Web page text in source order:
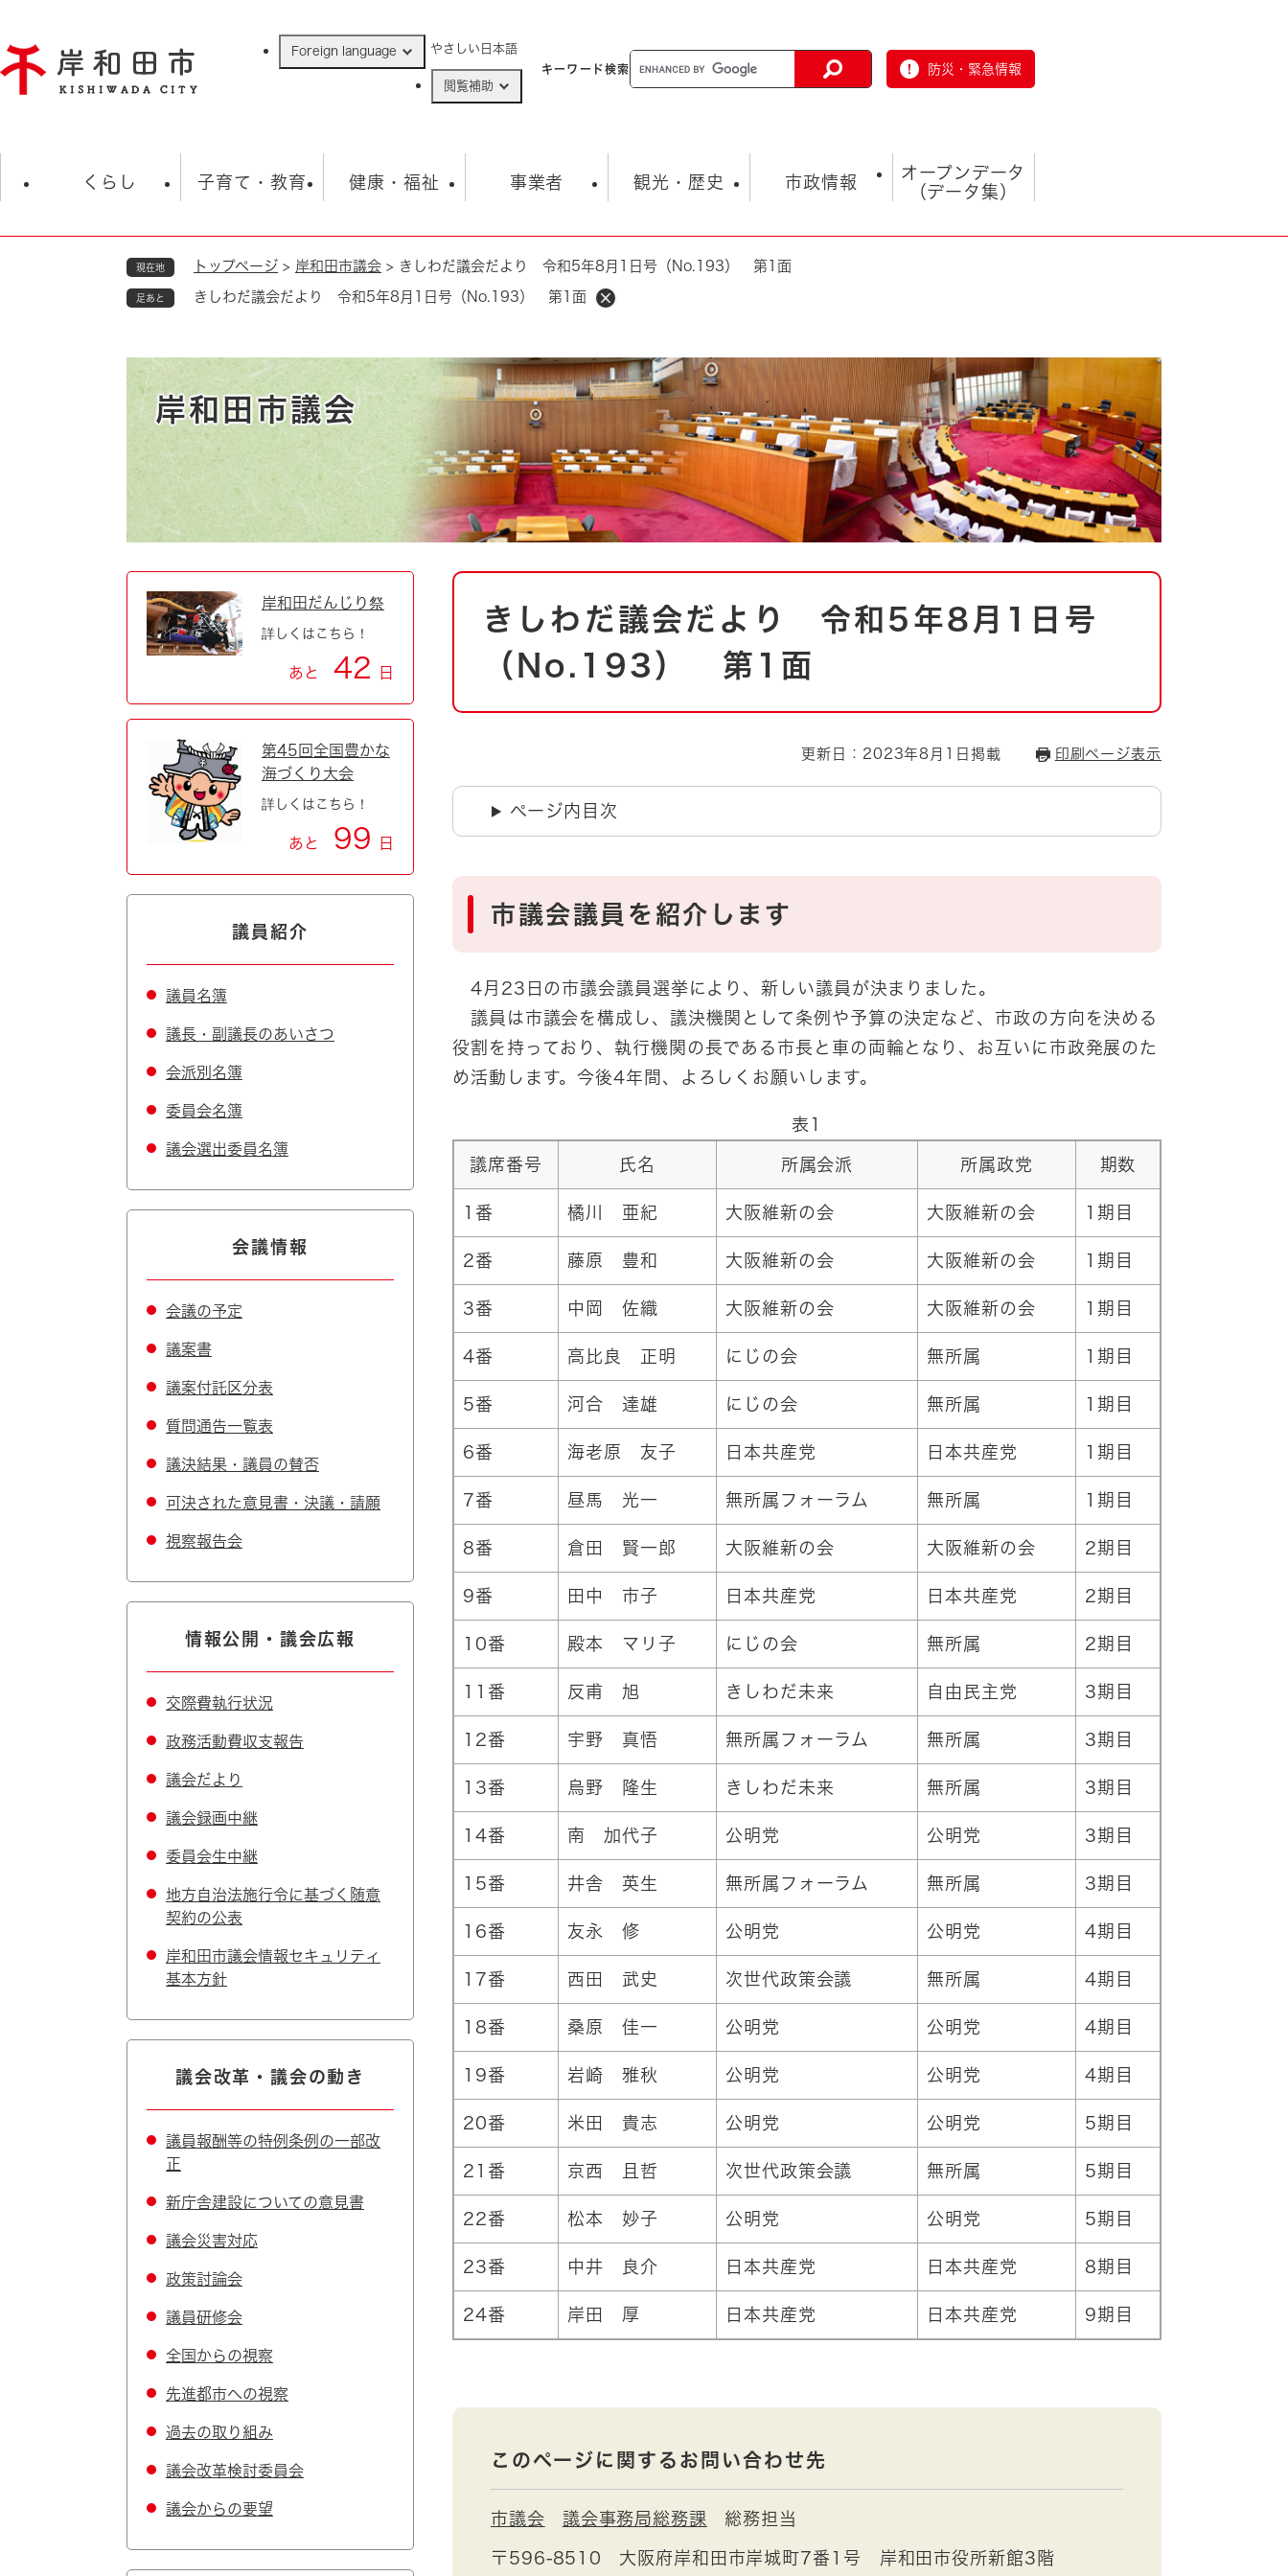
ジ
の
Foreign language やさしい日本語
閲覧補助
キーワード検索 防災・緊急情報
くらし
住民票・戸籍
ごみ・衛生・動物 救急・消防
防災・防犯 上水道・下水道
自然・環境・公園 住宅
引っ越し おくやみ
男女共同参画
地域コミュニティ・ボラン
道路・河川・交通 まちづくり
国際交流
子育て・教育
学校 子育て
健康・福祉
福祉・健康・生活 生涯学習・スポーツ
事業者
入札・契約情報 まちづくり・協働
環境 福祉・介護
とじる
観光・歴史
観光 観光スポット
とじる
市政情報
市の概要 総合計画
市政 職員採用情報
市役所・施設の案内
オープンデータ
（データ集）
オープンデータ
現在地 トップページ > 岸和田市議会 > きしわだ議会だより 令和5年8月1日号（No.193） 第1面
足あと きしわだ議会だより 令和5年8月1日号（No.193） 第1面
岸和田市議会
本
きしわだ議会だより 令和5年8月1日号
（No.193） 第1面
更新日：2023年8月1日掲載 印刷ページ表示
ページ内目次
市議会議員を紹介します
4月23日の市議会議員選挙により、新しい議員が決まりました。
議員は市議会を構成し、議決機関として条例や予算の決定など、市政の方向を決める
役割を持っており、執行機関の長である市長と車の両輪となり、お互いに市政発展のた
め活動します。今後4年間、よろしくお願いします。
表1
議席番号 氏名 所属会派 所属政党 期数
1番 橘川 亜紀 大阪維新の会 大阪維新の会 1期目
2番 藤原 豊和 大阪維新の会 大阪維新の会 1期目
3番 中岡 佐織 大阪維新の会 大阪維新の会 1期目
4番 高比良 正明 にじの会 無所属 1期目
5番 河合 達雄 にじの会 無所属 1期目
6番 海老原 友子 日本共産党 日本共産党 1期目
7番 昼馬 光一 無所属フォーラム 無所属 1期目
8番 倉田 賢一郎 大阪維新の会 大阪維新の会 2期目
9番 田中 市子 日本共産党 日本共産党 2期目
10番 殿本 マリ子 にじの会 無所属 2期目
11番 反甫 旭 きしわだ未来 自由民主党 3期目
12番 宇野 真悟 無所属フォーラム 無所属 3期目
13番 烏野 隆生 きしわだ未来 無所属 3期目
14番 南 加代子 公明党 公明党 3期目
15番 井舎 英生 無所属フォーラム 無所属 3期目
16番 友永 修 公明党 公明党 4期目
17番 西田 武史 次世代政策会議 無所属 4期目
18番 桑原 佳一 公明党 公明党 4期目
19番 岩崎 雅秋 公明党 公明党 4期目
20番 米田 貴志 公明党 公明党 5期目
21番 京西 且哲 次世代政策会議 無所属 5期目
22番 松本 妙子 公明党 公明党 5期目
23番 中井 良介 日本共産党 日本共産党 8期目
24番 岸田 厚 日本共産党 日本共産党 9期目
このページに関するお問い合わせ先
市議会 議会事務局総務課 総務担当
〒596-8510 大阪府岸和田市岸城町7番1号 岸和田市役所新館3階
岸和田だんじり祭
詳しくはこちら！
あと 42 日
第45回全国豊かな
海づくり大会
詳しくはこちら！
あと 99 日
議員紹介
議員名簿
議長・副議長のあいさつ
会派別名簿
委員会名簿
議会選出委員名簿
会議情報
会議の予定
議案書
議案付託区分表
質問通告一覧表
議決結果・議員の賛否
可決された意見書・決議・請願
視察報告会
情報公開・議会広報
交際費執行状況
政務活動費収支報告
議会だより
議会録画中継
委員会生中継
地方自治法施行令に基づく随意
契約の公表
岸和田市議会情報セキュリティ
基本方針
議会改革・議会の動き
議員報酬等の特例条例の一部改
正
新庁舎建設についての意見書
議会災害対応
政策討論会
議員研修会
全国からの視察
先進都市への視察
過去の取り組み
議会改革検討委員会
議会からの要望